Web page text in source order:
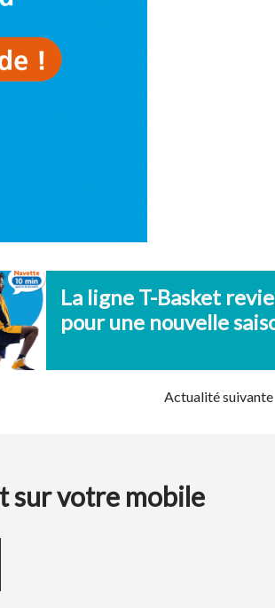
La ligne T-Basket
pour une nouvelle
Actualité suivante
sur votre mobile